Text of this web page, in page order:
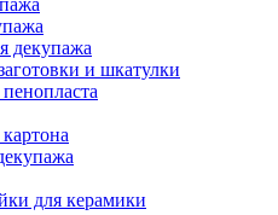
декупажа
и шкатулки
для керамики